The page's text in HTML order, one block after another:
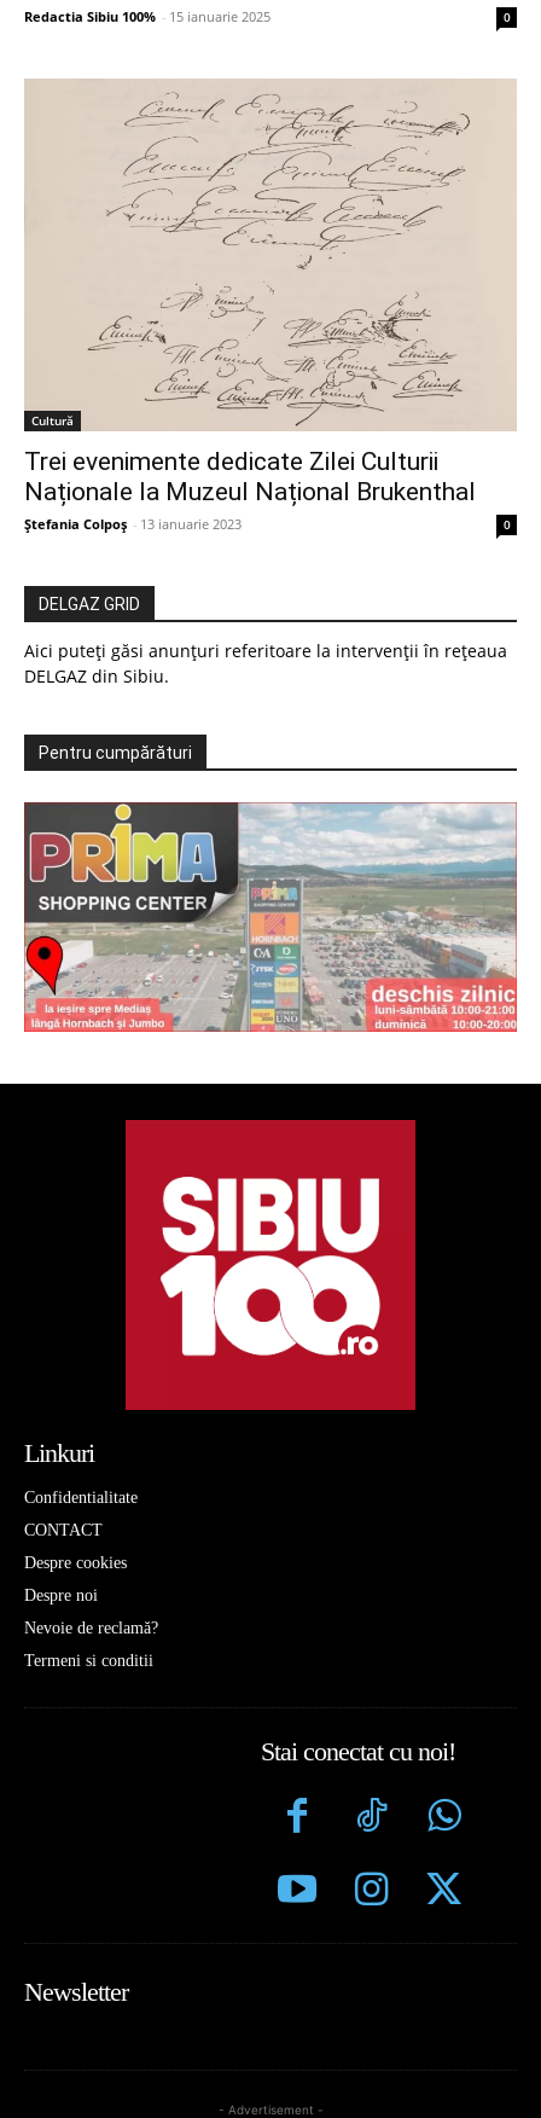
Redactia Sibiu 100% - 15 ianuarie 2025 0
Cultură
Trei evenimente dedicate Zilei Culturii
Naționale la Muzeul Național Brukenthal
Ștefania Colpoș - 13 ianuarie 2023 0
DELGAZ GRID
Aici puteți găsi anunțuri referitoare la intervenții în rețeaua
DELGAZ din Sibiu.
Pentru cumpărături
Linkuri
Confidentialitate
CONTACT
Despre cookies
Despre noi
Nevoie de reclamă?
Termeni si conditii
Stai conectat cu noi!
Newsletter
- Advertisement -